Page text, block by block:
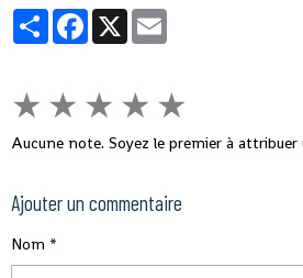
PartagerFacebook
X
★ ★ ★ ★ ★
Aucune note. Soyez le premier à attribuer
Ajouter un commentaire
Nom